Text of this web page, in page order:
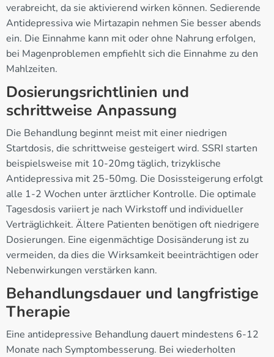
verabreicht, da sie aktivierend wirken können. Sedierende
Antidepressiva wie Mirtazapin nehmen Sie besser abends
ein. Die Einnahme kann mit oder ohne Nahrung erfolgen,
bei Magenproblemen empfiehlt sich die Einnahme zu den
Mahlzeiten.
Dosierungsrichtlinien und
schrittweise Anpassung
Die Behandlung beginnt meist mit einer niedrigen
Startdosis, die schrittweise gesteigert wird. SSRI starten
beispielsweise mit 10-20mg täglich, trizyklische
Antidepressiva mit 25-50mg. Die Dosissteigerung erfolgt
alle 1-2 Wochen unter ärztlicher Kontrolle. Die optimale
Tagesdosis variiert je nach Wirkstoff und individueller
Verträglichkeit. Ältere Patienten benötigen oft niedrigere
Dosierungen. Eine eigenmächtige Dosisänderung ist zu
vermeiden, da dies die Wirksamkeit beeinträchtigen oder
Nebenwirkungen verstärken kann.
Behandlungsdauer und langfristige
Therapie
Eine antidepressive Behandlung dauert mindestens 6-12
Monate nach Symptombesserung. Bei wiederholten